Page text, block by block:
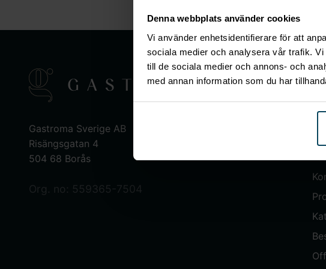
Denna webbplats använder cookies
Vi använder enhetsidentifierare för att
sociala medier och analysera vår trafik.
till de sociala medier och annons- och
med annan information som du har
Gastroma Sverige AB
Risängsgatan 4
504 68 Borås
Org. no: 559365-7504